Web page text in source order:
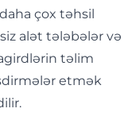
çox təhsil
alət tələbələr və
təlim
etmək